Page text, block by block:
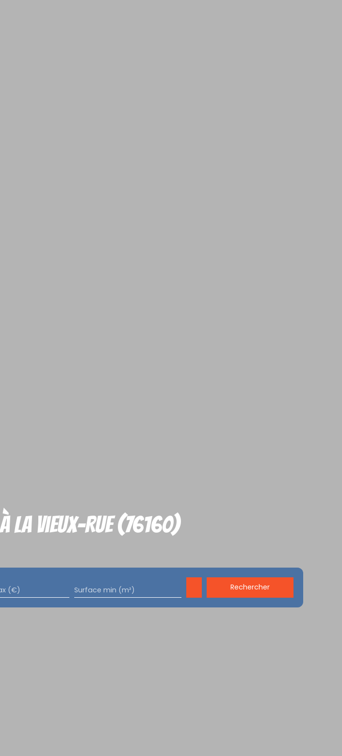
La Vieux-Rue (76160)
(€) Surface min (m²) Rechercher